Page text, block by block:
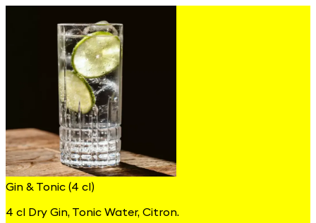
Gin & Tonic (4 cl)
4 cl Dry Gin, Tonic Water, Citron.